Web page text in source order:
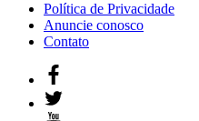
Política de Privacidade
Anuncie conosco
Contato